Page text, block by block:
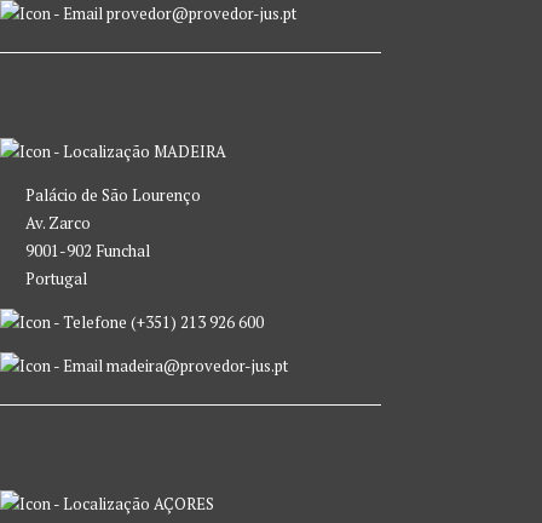
provedor@provedor-jus.pt
MADEIRA
Palácio de São Lourenço
Av. Zarco
9001-902 Funchal
Portugal
(+351) 213 926 600
madeira@provedor-jus.pt
AÇORES